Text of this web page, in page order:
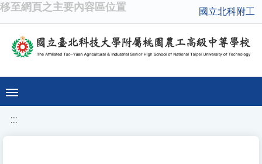
移至網頁之主要內容區位置 國立北科附工
:::